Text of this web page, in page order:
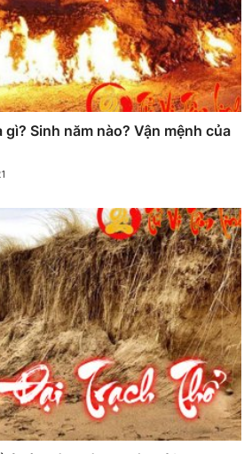
gì? Sinh năm nào? Vận mệnh của